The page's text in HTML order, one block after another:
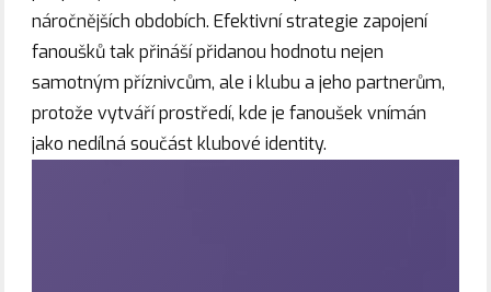
náročnějších obdobích. Efektivní strategie zapojení
fanoušků tak přináší přidanou hodnotu nejen
samotným příznivcům, ale i klubu a jeho partnerům,
protože vytváří prostředí, kde je fanoušek vnímán
jako nedílná součást klubové identity.